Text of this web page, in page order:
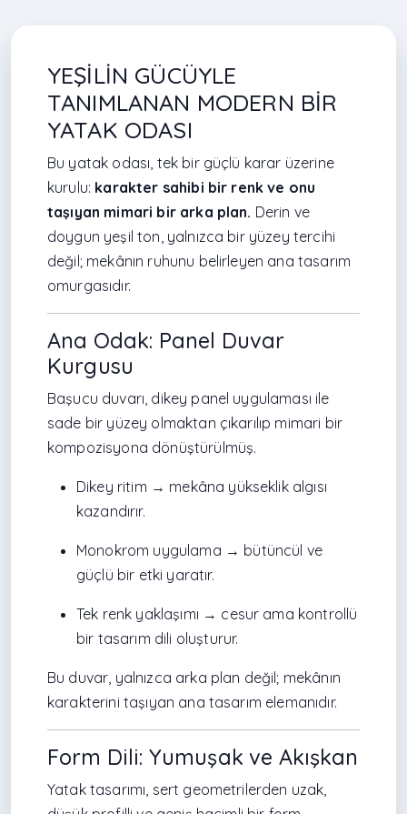
YEŞİLİN GÜCÜYLE
TANIMLANAN MODERN BİR
YATAK ODASI
Bu yatak odası, tek bir güçlü karar üzerine
kurulu: karakter sahibi bir renk ve onu
taşıyan mimari bir arka plan. Derin ve
doygun yeşil ton, yalnızca bir yüzey tercihi
değil; mekânın ruhunu belirleyen ana tasarım
omurgasıdır.
Ana Odak: Panel Duvar
Kurgusu
Başucu duvarı, dikey panel uygulaması ile
sade bir yüzey olmaktan çıkarılıp mimari bir
kompozisyona dönüştürülmüş.
Dikey ritim → mekâna yükseklik algısı
kazandırır.
Monokrom uygulama → bütüncül ve
güçlü bir etki yaratır.
Tek renk yaklaşımı → cesur ama kontrollü
bir tasarım dili oluşturur.
Bu duvar, yalnızca arka plan değil; mekânın
karakterini taşıyan ana tasarım elemanıdır.
Form Dili: Yumuşak ve Akışkan
Yatak tasarımı, sert geometrilerden uzak,